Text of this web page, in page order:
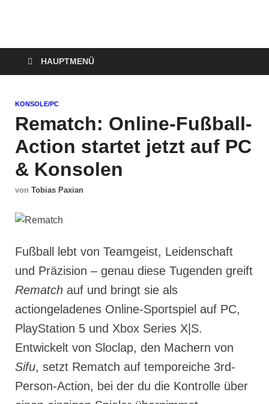
Technoloki: Gaming
und Entertainment
News
Blockbuster, Indie-Perlen und Retro-Klassiker.
HAUPTMENÜ
KONSOLE/PC
Rematch: Online-Fußball-
Action startet jetzt auf PC
& Konsolen
von Tobias Paxian
Fußball lebt von Teamgeist, Leidenschaft
und Präzision – genau diese Tugenden greift
Rematch auf und bringt sie als
actiongeladenes Online-Sportspiel auf PC,
PlayStation 5 und Xbox Series X|S.
Entwickelt von Sloclap, den Machern von
Sifu, setzt Rematch auf temporeiche 3rd-
Person-Action, bei der du die Kontrolle über